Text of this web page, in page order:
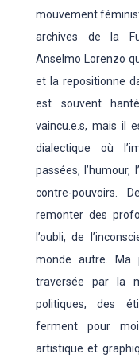
mouvement
archives de la
Anselmo Lorenzo
et la repositionne
est souvent
vaincu.e.s, mais il
dialectique où
passées, l’humour,
contre-pouvoirs.
remonter des
l’oubli, de
monde autre. Ma
traversée par la
politiques, des
ferment pour
artistique et